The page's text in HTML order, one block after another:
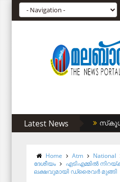
Latest News
Home Atm National
ദേശീയം
എ​ടി​എ​മ്മി​ൽ
ല​ക്ഷ​വു​മാ​യി ഡ്രൈ​വ​ർ മു​ങ്ങി